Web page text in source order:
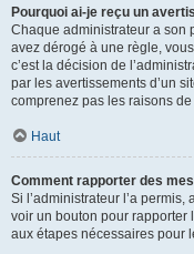
Pourquoi ai-je reçu un
Chaque administrateur a son
avez dérogé à une règle,
c’est la décision de
par les avertissements d’un
comprenez pas les raisons
Haut
Comment rapporter des
Si l’administrateur l’a
voir un bouton pour rapporter
aux étapes nécessaires pour